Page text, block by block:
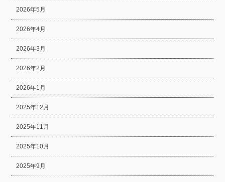
2026年5月
2026年4月
2026年3月
2026年2月
2026年1月
2025年12月
2025年11月
2025年10月
2025年9月